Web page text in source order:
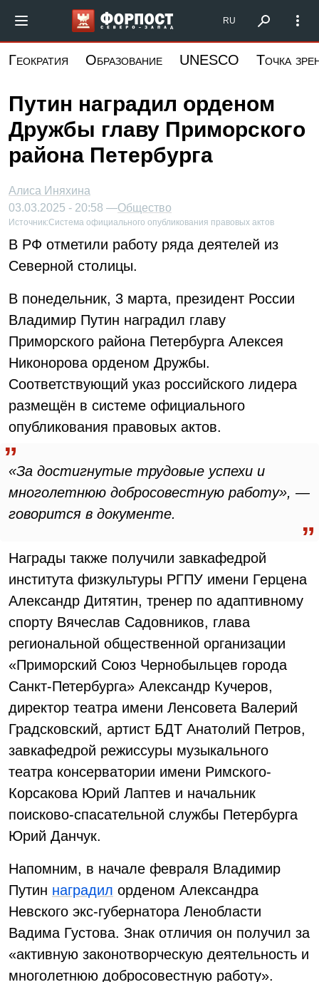
основному
Форпост Северо-Запад
RU
Геократия Образование UNESCO Точка
Путин наградил орденом
Дружбы главу Приморского
района Петербурга
Алиса Иняхина
03.03.2025 - 20:58 —Общество
Источник:Система официального опубликования правовых актов
В РФ отметили работу ряда деятелей из
Северной столицы.
В понедельник, 3 марта, президент России
Владимир Путин наградил главу
Приморского района Петербурга Алексея
Никонорова орденом Дружбы.
Соответствующий указ российского лидера
размещён в системе официального
опубликования правовых актов.
«За достигнутые трудовые успехи и
многолетнюю добросовестную работу», —
говорится в документе.
Награды также получили завкафедрой
института физкультуры РГПУ имени Герцена
Александр Дитятин, тренер по адаптивному
спорту Вячеслав Садовников, глава
региональной общественной организации
«Приморский Союз Чернобыльцев города
Санкт-Петербурга» Александр Кучеров,
директор театра имени Ленсовета Валерий
Градсковский, артист БДТ Анатолий Петров,
завкафедрой режиссуры музыкального
театра консерватории имени Римского-
Корсакова Юрий Лаптев и начальник
поисково-спасательной службы Петербурга
Юрий Данчук.
Напомним, в начале февраля Владимир
Путин наградил орденом Александра
Невского экс-губернатора Ленобласти
Вадима Густова. Знак отличия он получил за
«активную законотворческую деятельность и
многолетнюю добросовестную работу».